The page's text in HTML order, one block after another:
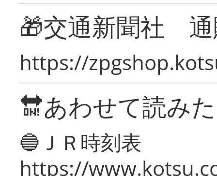
🎁交通新聞社
https://
🔛あわせて読み
🔵ＪＲ時刻表
https://